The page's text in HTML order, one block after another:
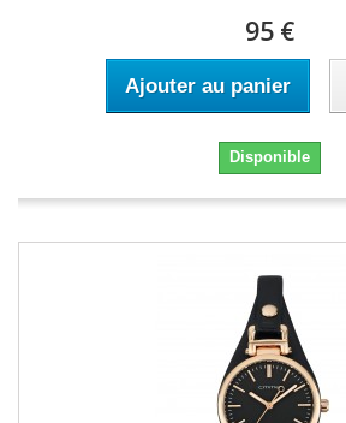
95 €
Ajouter au panier
Disponible